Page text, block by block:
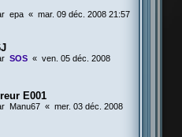
epa « mar. 09 déc. 2008 21:57
SOS « ven. 05 déc. 2008
E001
Manu67 « mer. 03 déc. 2008